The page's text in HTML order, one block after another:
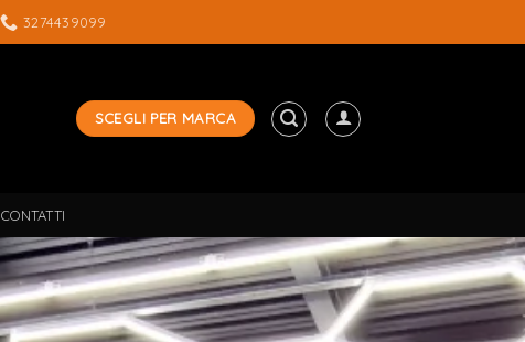
3274439099
SCEGLI PER MARCA
CONTATTI